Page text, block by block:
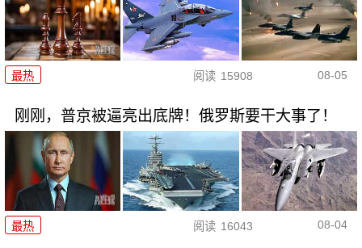
最热 阅读 15908 08-05
刚刚，普京被逼亮出底牌！俄罗斯要干大事了！
最热 阅读 16043 08-04